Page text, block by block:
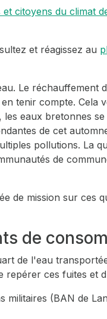
et citoyens du climat
et réagissez au
Le réchauffement
tenir compte. Cela
eaux bretonnes
de cet
pollutions. La
de
de mission sur ces
de
de l'eau
repérer ces fuites et
militaires (BAN de